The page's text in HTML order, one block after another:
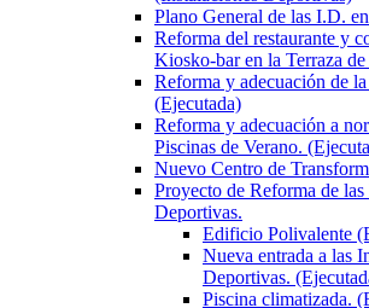
Plano General de las I.D.
Reforma del restaurante y
Kiosko-bar en la Terraza
Reforma y adecuación de
(Ejecutada)
Reforma y adecuación a
Piscinas de Verano.
Nuevo Centro de
Proyecto de Reforma de las
Deportivas.
Edificio Polivalente
Nueva entrada a las
Deportivas.
Piscina climatizada.